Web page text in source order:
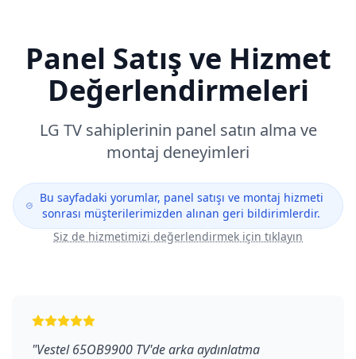
Panel Satış ve Hizmet
Değerlendirmeleri
LG TV sahiplerinin panel satın alma ve
montaj deneyimleri
Bu sayfadaki yorumlar, panel satışı ve montaj hizmeti
sonrası müşterilerimizden alınan geri bildirimlerdir.
Siz de hizmetimizi değerlendirmek için tıklayın
"Vestel 65OB9900 TV'de arka aydınlatma